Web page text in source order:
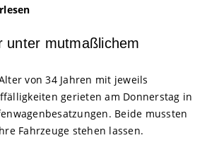
unter mutmaßlichem
von 34 Jahren mit jeweils
gerieten am Donnerstag in
Beide mussten
Fahrzeuge stehen lassen.